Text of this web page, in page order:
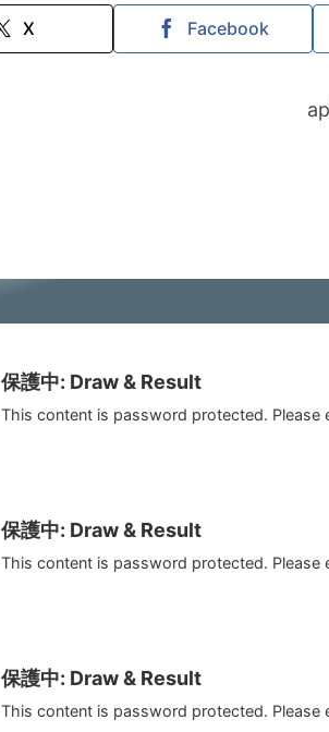
X Facebook
保護中: Draw & Result
This content is password protected.
保護中: Draw & Result
This content is password protected.
保護中: Draw & Result
This content is password protected.